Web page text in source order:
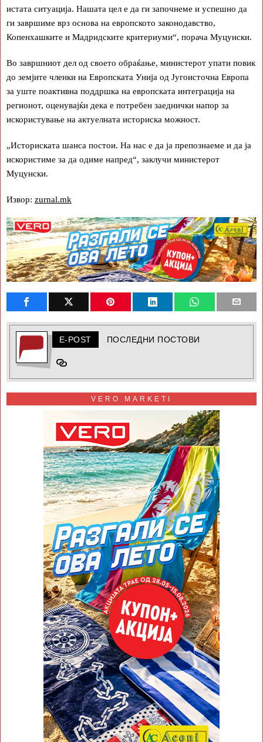
истата ситуација. Нашата цел е да ги започнеме и успешно да
ги завршиме врз основа на европското законодавство,
Копенхашките и Мадридските критериуми“, порача Муцунски.
Во завршниот дел од своето обраќање, министерот упати повик
до земјите членки на Европската Унија од Југоисточна Европа
за уште поактивна поддршка на европската интеграција на
регионот, оценувајќи дека е потребен заеднички напор за
искористување на актуелната историска можност.
„Историската шанса постои. На нас е да ја препознаеме и да ја
искористиме за да одиме напред“, заклучи министерот
Муцунски.
Извор: zurnal.mk
E-POST ПОСЛЕДНИ ПОСТОВИ
VERO MARKETI